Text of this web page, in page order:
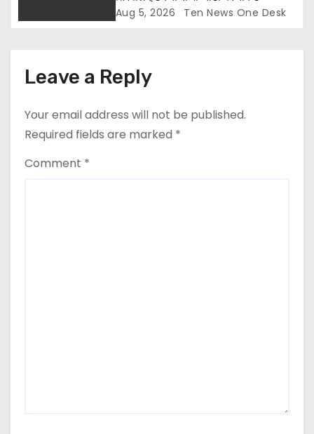
Aug 5, 2026 Ten News One Desk
Leave a Reply
Your email address will not be published.
Required fields are marked *
Comment *